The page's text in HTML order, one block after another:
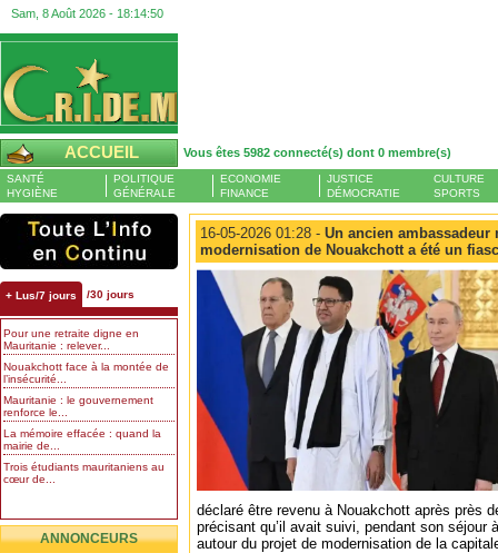
Sam, 8 Août 2026 - 18:14:51
ACCUEIL Vous êtes 5982 connecté(s) dont 0 membre(s)
SANTÉ
HYGIÈNE
POLITIQUE
GÉNÉRALE
ECONOMIE
FINANCE
JUSTICE
DÉMOCRATIE
CULTURE
SPORTS
+ Lus/7 jours /30 jours
Pour une retraite digne en
Mauritanie : relever...
Nouakchott face à la montée de
l’insécurité...
Mauritanie : le gouvernement
renforce le...
La mémoire effacée : quand la
mairie de...
Trois étudiants mauritaniens au
cœur de...
ANNONCEURS
16-05-2026 01:28 - Un ancien
modernisation de Nouakchott a été un
déclaré être revenu à Nouakchott après près
précisant qu’il avait suivi, pendant son séjour
autour du projet de modernisation de la